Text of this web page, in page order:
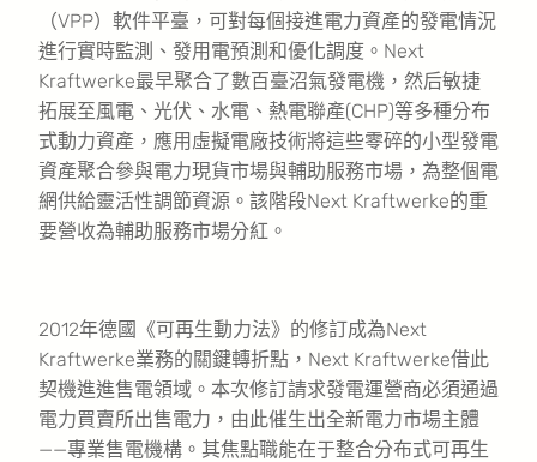
（VPP）軟件平臺，可對每個接進電力資產的發電情況
進行實時監測、發用電預測和優化調度。Next
Kraftwerke最早聚合了數百臺沼氣發電機，然后敏捷
拓展至風電、光伏、水電、熱電聯產(CHP)等多種分布
式動力資產，應用虛擬電廠技術將這些零碎的小型發電
資產聚合參與電力現貨市場與輔助服務市場，為整個電
網供給靈活性調節資源。該階段Next Kraftwerke的重
要營收為輔助服務市場分紅。
2012年德國《可再生動力法》的修訂成為Next
Kraftwerke業務的關鍵轉折點，Next Kraftwerke借此
契機進進售電領域。本次修訂請求發電運營商必須通過
電力買賣所出售電力，由此催生出全新電力市場主體
——專業售電機構。其焦點職能在于整合分布式可再生